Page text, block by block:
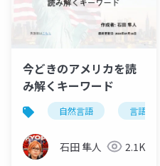
今どきのアメリカを読
み解くキーワード
自然言語 言語学
石田 隼人 2.1K